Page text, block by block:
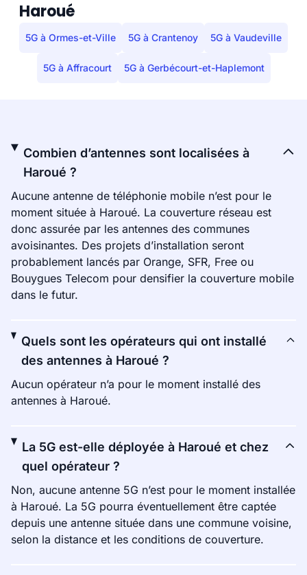
Haroué
5G à Ormes-et-Ville 5G à Crantenoy 5G à Vaudeville
5G à Affracourt 5G à Gerbécourt-et-Haplemont
Combien d’antennes sont localisées à
Haroué ?
Aucune antenne de téléphonie mobile n’est pour le
moment située à Haroué. La couverture réseau est
donc assurée par les antennes des communes
avoisinantes. Des projets d’installation seront
probablement lancés par Orange, SFR, Free ou
Bouygues Telecom pour densifier la couverture mobile
dans le futur.
Quels sont les opérateurs qui ont installé
des antennes à Haroué ?
Aucun opérateur n’a pour le moment installé des
antennes à Haroué.
La 5G est-elle déployée à Haroué et chez
quel opérateur ?
Non, aucune antenne 5G n’est pour le moment installée
à Haroué. La 5G pourra éventuellement être captée
depuis une antenne située dans une commune voisine,
selon la distance et les conditions de couverture.